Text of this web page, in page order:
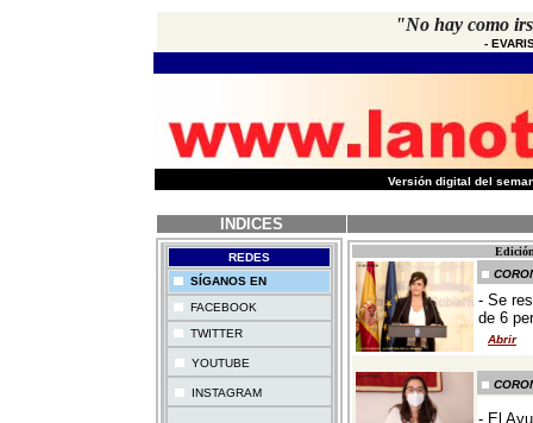
"No hay como
-
Versión digital del
INDICES